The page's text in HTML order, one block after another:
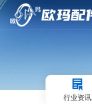
行业资讯